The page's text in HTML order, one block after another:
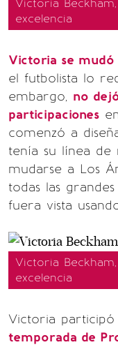
Victoria
excelencia
Victoria se mudó
el futbolista lo
embargo, no
participaciones
comenzó a
tenía su línea de
mudarse a Los
todas las
fuera vista
Victoria
excelencia
Victoria
temporada de